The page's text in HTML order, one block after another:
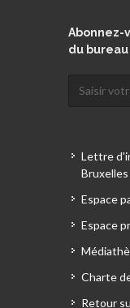
Abonnez-
du
Lettre
Bruxelles
Espace
Espace
Charte
Retour